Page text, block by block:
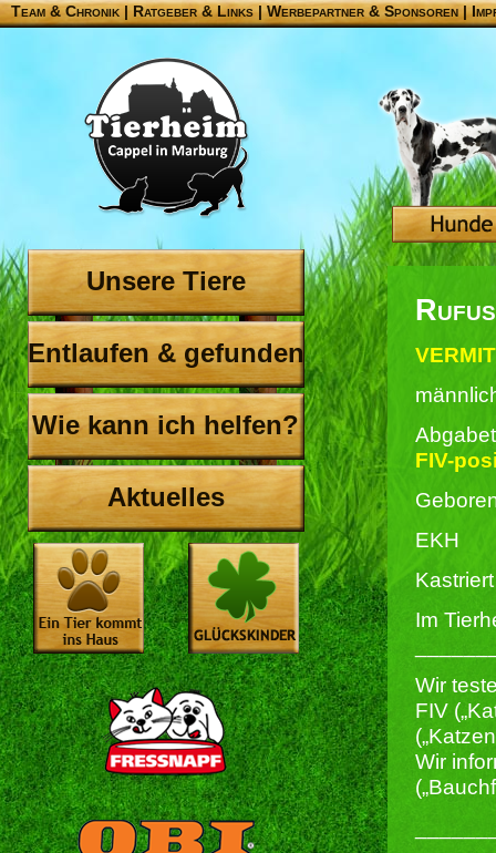
Team & Chronik |Ratgeber & Links|Werbepartner & Sponsoren|
Unsere Tiere
Entlaufen & gefunden
Wie kann ich helfen?
Aktuelles
Rufus
FIV-
EKH
Im
Wir
FIV
Wir